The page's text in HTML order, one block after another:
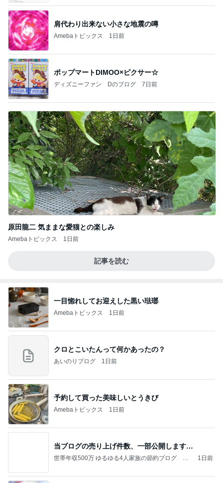
肩代わり出来ない小さな地震の噂
Amebaトピックス 1日前
ポップマートDIMOO×ピクサー☆
ディズニーファン Dのブログ 7日前
原田龍二 気ままな愛猫との楽しみ
Amebaトピックス 1日前
記事を読む
一目惚れしてお迎えした黒い琺瑯
Amebaトピックス 1日前
クロとこいたんって何かあったの？
あいのりブログ 1日前
予約して買った美味しいとうきび
Amebaトピックス 1日前
当ブログの売り上げ件数、一部公開します…
世帯年収500万 ゆるゆる4人家族の節約ブログ 〜
1日前